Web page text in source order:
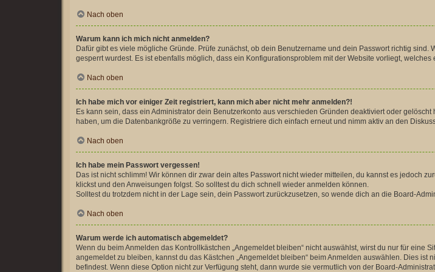
Nach oben
Warum kann ich mich nicht anmelden?
Dafür gibt es viele mögliche Gründe. Prüfe zunächst, ob dein Benutzername und dein Passwort richtig
gesperrt wurdest. Es ist ebenfalls möglich, dass ein Konfigurationsproblem mit der Website vorliegt, welches
Nach oben
Ich habe mich vor einiger Zeit registriert, kann mich aber nicht mehr anmelden?!
Es kann sein, dass ein Administrator dein Benutzerkonto aus verschieden Gründen deaktiviert oder
haben, um die Datenbankgröße zu verringern. Registriere dich einfach erneut und nimm aktiv an den
Nach oben
Ich habe mein Passwort vergessen!
Das ist nicht schlimm! Wir können dir zwar dein altes Passwort nicht wieder mitteilen, du kannst es jedoch
klickst und den Anweisungen folgst. So solltest du dich schnell wieder anmelden können.
Solltest du trotzdem nicht in der Lage sein, dein Passwort zurückzusetzen, so wende dich an die Board-
Nach oben
Warum werde ich automatisch abgemeldet?
Wenn du beim Anmelden das Kontrollkästchen „Angemeldet bleiben“ nicht auswählst, wirst du nur für
angemeldet zu bleiben, kannst du das Kästchen „Angemeldet bleiben“ beim Anmelden auswählen. Dies
befindest. Wenn diese Option nicht zur Verfügung steht, dann wurde sie vermutlich von der Board-